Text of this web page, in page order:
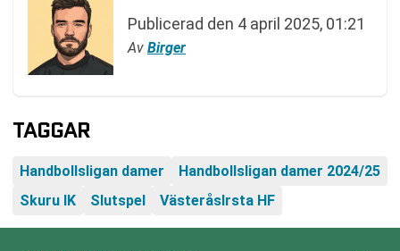
Publicerad den 4 april 2025, 01:21
Av Birger
TAGGAR
Handbollsligan damer
Handbollsligan damer 2024/25
Skuru IK
Slutspel VästeråsIrsta HF